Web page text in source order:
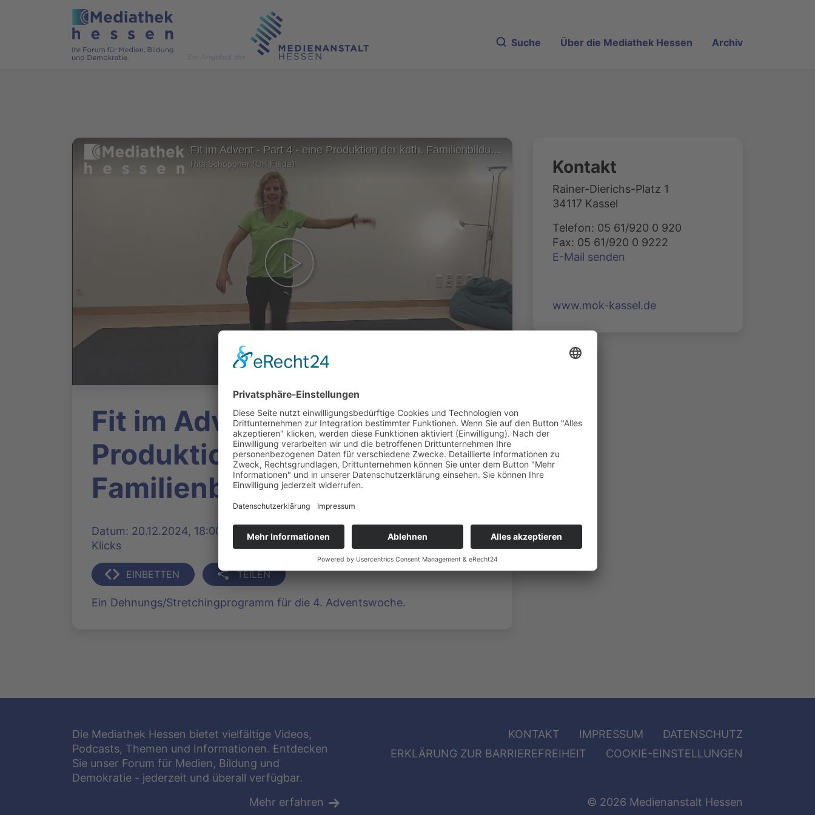
Suche Über die Mediathek Hessen Archiv
Fit im Advent - Part 4 - eine Produktion der kath. Familienbildungsstätte Fulda
Rita Schöppner (OK Fulda)
Fit im Advent - Part 4 - eine
Produktion der kath.
Familienbildungsstätte Fulda
Datum: 20.12.2024, 18:00 Uhr | Produziert: Rita Schöppner (OK Fulda) | 2265
Klicks
EINBETTEN TEILEN
Ein Dehnungs/Stretchingprogramm für die 4. Adventswoche.
Kontakt
Rainer-Dierichs-Platz 1
34117 Kassel
Telefon: 05 61/920 0 920
Fax: 05 61/920 0 9222
E-Mail senden
www.mok-kassel.de
Die Mediathek Hessen bietet vielfältige Videos,
Podcasts, Themen und Informationen. Entdecken
Sie unser Forum für Medien, Bildung und
Demokratie - jederzeit und überall verfügbar.
Mehr erfahren
KONTAKT IMPRESSUM
DATENSCHUTZ
ERKLÄRUNG ZUR BARRIEREFREIHEIT
COOKIE-EINSTELLUNGEN
© 2026 Medienanstalt Hessen